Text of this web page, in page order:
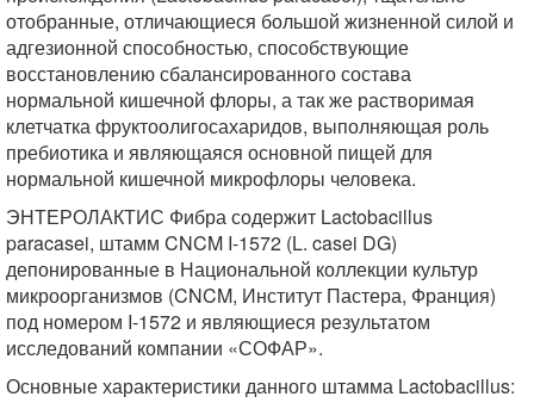
отобранные, отличающиеся большой жизненной силой и
адгезионной способностью, способствующие
восстановлению сбалансированного состава
нормальной кишечной флоры, а так же растворимая
клетчатка фруктоолигосахаридов, выполняющая роль
пребиотика и являющаяся основной пищей для
нормальной кишечной микрофлоры человека.
ЭНТЕРОЛАКТИС Фибра содержит Lactobacillus
paracasei, штамм CNCM I-1572 (L. casei DG)
депонированные в Национальной коллекции культур
микроорганизмов (CNCM, Институт Пастера, Франция)
под номером I-1572 и являющиеся результатом
исследований компании «СОФАР».
Основные характеристики данного штамма Lactobacillus: